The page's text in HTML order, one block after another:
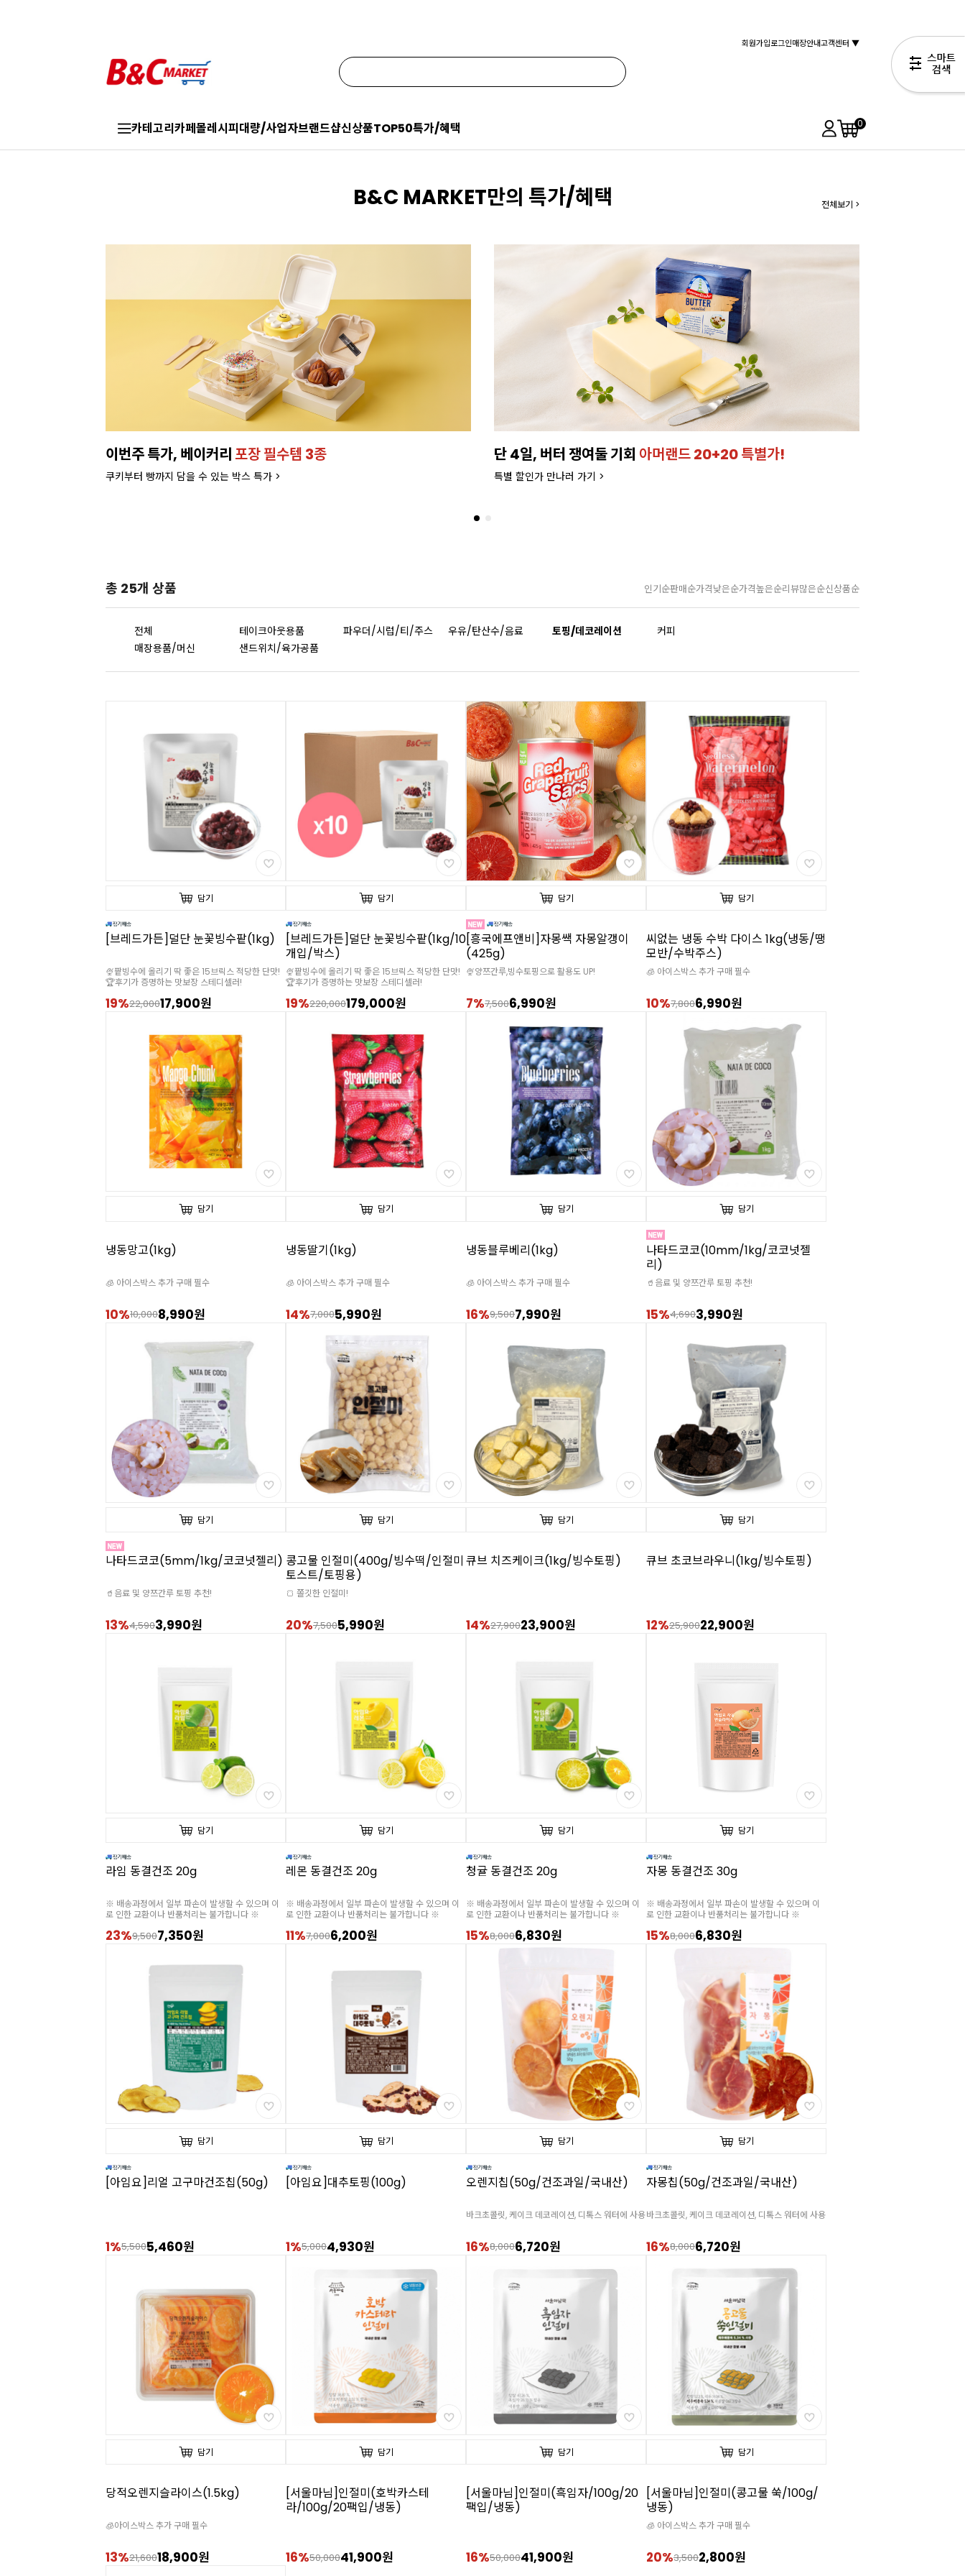
회원가입로그인매장안내고객센터 ▼
카테고리카페몰레시피대량/사업자브랜드샵신상품TOP50특가/혜택 0
B&C MARKET만의 특가/혜택 전체보기 >
이번주 특가, 베이커리포장 필수템 3종
쿠키부터 빵까지 담을 수 있는 박스 특가 >
단 4일, 버터 쟁여둘 기회 아머랜드 20+20 특별가!
특별 할인가 만나러 가기 >
총 25개 상품 인기순판매순가격낮은순가격높은순리뷰많은순신상품순
전체 테이크아웃용품 파우더/시럽/티/주스 우유/탄산수/음료 토핑/데코레이션
커피
매장용품/머신
샌드위치/육가공품
담기
[브레드가든]덜단 눈꽃빙수팥(1kg)
🍨팥빙수에 올리기 딱 좋은 15브릭스 적당한 단맛!
🏆후기가 증명하는 맛보장 스테디셀러!
19%22,00017,900원
담기
[브레드가든]덜단 눈꽃빙수팥(1kg/10
개입/박스)
🍨팥빙수에 올리기 딱 좋은 15브릭스 적당한 단맛!
🏆후기가 증명하는 맛보장 스테디셀러!
19%220,000179,000원
담기
[흥국에프앤비]자몽쌕 자몽알갱이
(425g)
🍨양쯔간루,빙수토핑으로 활용도 UP!
7%7,5006,990원
담기
씨없는 냉동 수박 다이스 1kg(냉동/땡
모반/수박주스)
🧊 아이스박스 추가 구매 필수
10%7,8006,990원
담기
냉동망고(1kg)
🧊 아이스박스 추가 구매 필수
10%10,0008,990원
담기
냉동딸기(1kg)
🧊 아이스박스 추가 구매 필수
14%7,0005,990원
담기
냉동블루베리(1kg)
🧊 아이스박스 추가 구매 필수
16%9,5007,990원
담기
나타드코코(10mm/1kg/코코넛젤
리)
🥤음료 및 양쯔간루 토핑 추천!
15%4,6903,990원
담기
나타드코코(5mm/1kg/코코넛젤리)
🥤음료 및 양쯔간루 토핑 추천!
13%4,5903,990원
담기
콩고물 인절미(400g/빙수떡/인절미
토스트/토핑용)
🍞 쫄깃한 인절미!
20%7,5005,990원
담기
큐브 치즈케이크(1kg/빙수토핑)
14%27,90023,900원
담기
큐브 초코브라우니(1kg/빙수토핑)
12%25,90022,900원
담기
라임 동결건조 20g
※ 배송과정에서 일부 파손이 발생할 수 있으며 이
로 인한 교환이나 반품처리는 불가합니다 ※
23%9,5007,350원
담기
레몬 동결건조 20g
※ 배송과정에서 일부 파손이 발생할 수 있으며 이
로 인한 교환이나 반품처리는 불가합니다 ※
11%7,0006,200원
담기
청귤 동결건조 20g
※ 배송과정에서 일부 파손이 발생할 수 있으며 이
로 인한 교환이나 반품처리는 불가합니다 ※
15%8,0006,830원
담기
자몽 동결건조 30g
※ 배송과정에서 일부 파손이 발생할 수 있으며 이
로 인한 교환이나 반품처리는 불가합니다 ※
15%8,0006,830원
담기
[아임요]리얼 고구마건조칩(50g)
1%5,5005,460원
담기
[아임요]대추토핑(100g)
1%5,0004,930원
담기
오렌지칩(50g/건조과일/국내산)
바크초콜릿, 케이크 데코레이션, 디톡스 워터에 사용
16%8,0006,720원
담기
자몽칩(50g/건조과일/국내산)
바크초콜릿, 케이크 데코레이션, 디톡스 워터에 사용
16%8,0006,720원
담기
당적오렌지슬라이스(1.5kg)
🧊아이스박스 추가 구매 필수
13%21,60018,900원
담기
[서울마님]인절미(호박카스테
라/100g/20팩입/냉동)
16%50,00041,900원
담기
[서울마님]인절미(흑임자/100g/20
팩입/냉동)
16%50,00041,900원
담기
[서울마님]인절미(콩고물 쑥/100g/
냉동)
🧊 아이스박스 추가 구매 필수
20%3,5002,800원